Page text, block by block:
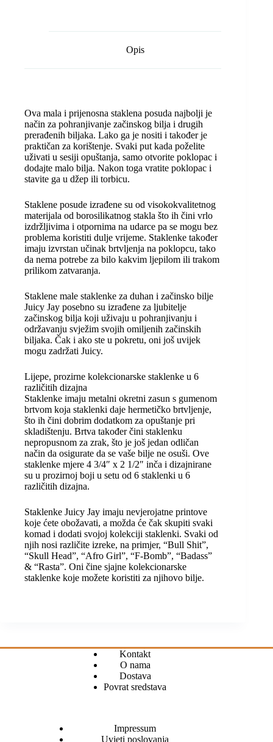
y
n
k
e
o
k
t
p
p
s
g
e
r
b
e
i
r
Opis
Ova mala i prijenosna staklena posuda najbolji je
način za pohranjivanje začinskog bilja i drugih
prerađenih biljaka. Lako ga je nositi i također je
praktičan za korištenje. Svaki put kada poželite
uživati ​​u sesiji opuštanja, samo otvorite poklopac i
dodajte malo bilja. Nakon toga vratite poklopac i
stavite ga u džep ili torbicu.
Staklene posude izrađene su od visokokvalitetnog
materijala od borosilikatnog stakla što ih čini vrlo
izdržljivima i otpornima na udarce pa se mogu bez
problema koristiti dulje vrijeme. Staklenke također
imaju izvrstan učinak brtvljenja na poklopcu, tako
da nema potrebe za bilo kakvim ljepilom ili trakom
prilikom zatvaranja.
Staklene male staklenke za duhan i začinsko bilje
Juicy Jay posebno su izrađene za ljubitelje
začinskog bilja koji uživaju u pohranjivanju i
održavanju svježim svojih omiljenih začinskih
biljaka. Čak i ako ste u pokretu, oni još uvijek
mogu zadržati Juicy.
Lijepe, prozirne kolekcionarske staklenke u 6
različitih dizajna
Staklenke imaju metalni okretni zasun s gumenom
brtvom koja staklenki daje hermetičko brtvljenje,
što ih čini dobrim dodatkom za opuštanje pri
skladištenju. Brtva također čini staklenku
nepropusnom za zrak, što je još jedan odličan
način da osigurate da se vaše bilje ne osuši. Ove
staklenke mjere 4 3/4″ x 2 1/2″ inča i dizajnirane
su u prozirnoj boji u setu od 6 staklenki u 6
različitih dizajna.
Staklenke Juicy Jay imaju nevjerojatne printove
koje ćete obožavati, a možda će čak skupiti svaki
komad i dodati svojoj kolekciji staklenki. Svaki od
njih nosi različite izreke, na primjer, “Bull Shit”,
“Skull Head”, “Afro Girl”, “F-Bomb”, “Badass”
& “Rasta”. Oni čine sjajne kolekcionarske
staklenke koje možete koristiti za njihovo bilje.
Kontakt
O nama
Dostava
Povrat sredstava
Impressum
Uvjeti poslovanja